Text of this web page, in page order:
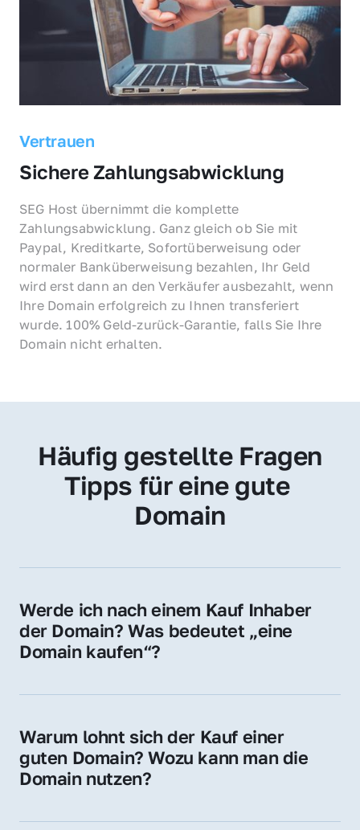
Vertrauen
Sichere Zahlungsabwicklung
SEG Host übernimmt die komplette
Zahlungsabwicklung. Ganz gleich ob Sie mit
Paypal, Kreditkarte, Sofortüberweisung oder
normaler Banküberweisung bezahlen, Ihr Geld
wird erst dann an den Verkäufer ausbezahlt, wenn
Ihre Domain erfolgreich zu Ihnen transferiert
wurde. 100% Geld-zurück-Garantie, falls Sie Ihre
Domain nicht erhalten.
Häufig gestellte Fragen
Tipps für eine gute
Domain
Werde ich nach einem Kauf Inhaber
der Domain? Was bedeutet „eine
Domain kaufen“?
Sie erhalten alle Rechte zur Nutzung,
Domain.
Warum lohnt sich der Kauf einer
guten Domain? Wozu kann man die
Domain nutzen?